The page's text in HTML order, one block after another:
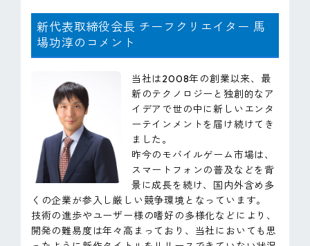
新代表取締役会長 チーフクリエイター 馬
場功淳のコメント
当社は2008年の創業以来、最
新のテクノロジーと独創的なア
イデアで世の中に新しいエンタ
ーテインメントを届け続けてき
ました。
昨今のモバイルゲーム市場は、
スマートフォンの普及などを背
景に成長を続け、国内外含め多
くの企業が参入し厳しい競争環境となっています。
技術の進歩やユーザー様の嗜好の多様化などにより、
開発の難易度は年々高まっており、当社においても思